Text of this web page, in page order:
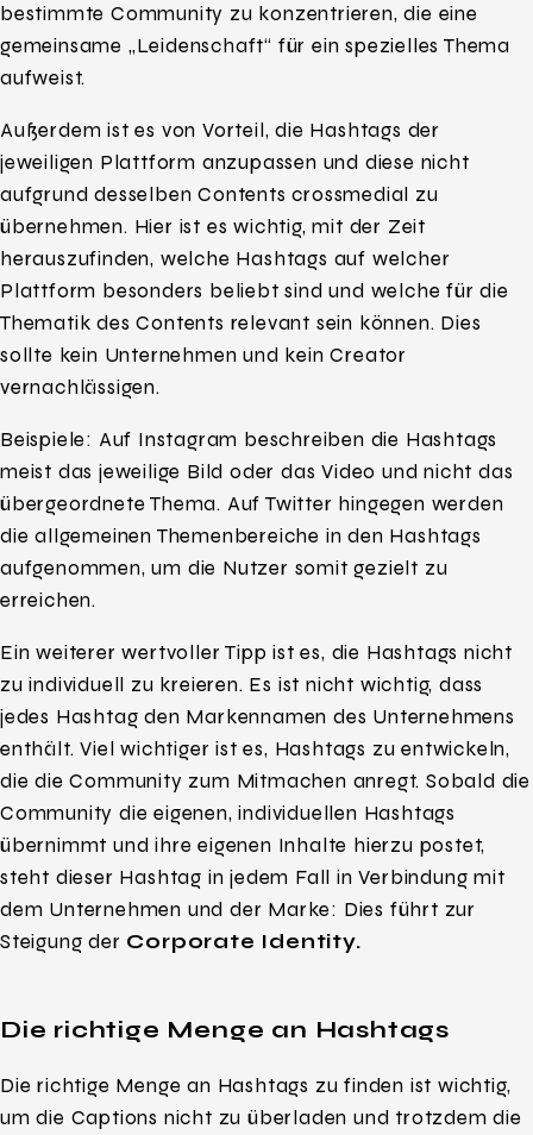
bestimmte Community zu konzentrieren, die eine
gemeinsame „Leidenschaft“ für ein spezielles Thema
aufweist.
Außerdem ist es von Vorteil, die Hashtags der
jeweiligen Plattform anzupassen und diese nicht
aufgrund desselben Contents crossmedial zu
übernehmen. Hier ist es wichtig, mit der Zeit
herauszufinden, welche Hashtags auf welcher
Plattform besonders beliebt sind und welche für die
Thematik des Contents relevant sein können. Dies
sollte kein Unternehmen und kein Creator
vernachlässigen.
Beispiele: Auf Instagram beschreiben die Hashtags
meist das jeweilige Bild oder das Video und nicht das
übergeordnete Thema. Auf Twitter hingegen werden
die allgemeinen Themenbereiche in den Hashtags
aufgenommen, um die Nutzer somit gezielt zu
erreichen.
Ein weiterer wertvoller Tipp ist es, die Hashtags nicht
zu individuell zu kreieren. Es ist nicht wichtig, dass
jedes Hashtag den Markennamen des Unternehmens
enthält. Viel wichtiger ist es, Hashtags zu entwickeln,
die die Community zum Mitmachen anregt. Sobald die
Community die eigenen, individuellen Hashtags
übernimmt und ihre eigenen Inhalte hierzu postet,
steht dieser Hashtag in jedem Fall in Verbindung mit
dem Unternehmen und der Marke: Dies führt zur
Steigung der Corporate Identity.
Die richtige Menge an Hashtags
Die richtige Menge an Hashtags zu finden ist wichtig,
um die Captions nicht zu überladen und trotzdem die